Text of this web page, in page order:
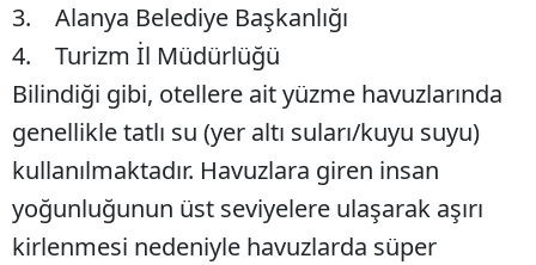
3. Alanya Belediye Başkanlığı
4. Turizm İl Müdürlüğü
Bilindiği gibi, otellere ait yüzme havuzlarında
genellikle tatlı su (yer altı suları/kuyu suyu)
kullanılmaktadır. Havuzlara giren insan
yoğunluğunun üst seviyelere ulaşarak aşırı
kirlenmesi nedeniyle havuzlarda süper